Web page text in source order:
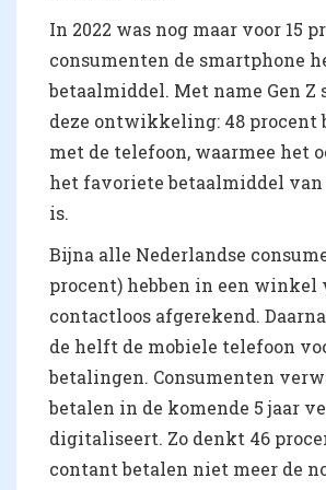
In 2022 was nog maar voor 15
consumenten de smartphone
betaalmiddel. Met name Gen
deze ontwikkeling: 48 procent
met de telefoon, waarmee het
het favoriete betaalmiddel van
is.
Bijna alle Nederlandse
procent) hebben in een winkel
contactloos afgerekend.
de helft de mobiele telefoon
betalingen. Consumenten
betalen in de komende 5 jaar
digitaliseert. Zo denkt 46
contant betalen niet meer de